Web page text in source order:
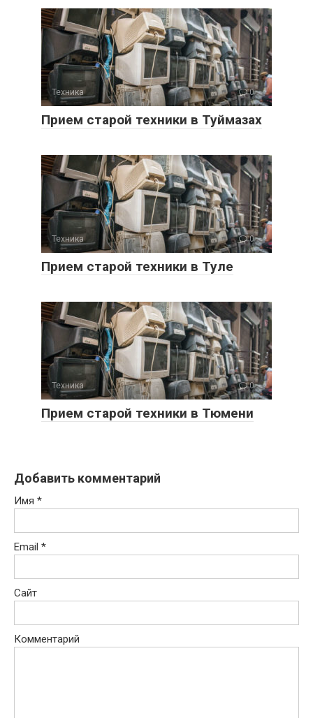
Техника 0
Прием старой техники в Туймазах
Техника 0
Прием старой техники в Туле
Техника 0
Прием старой техники в Тюмени
Добавить комментарий
Имя *
Email *
Сайт
Комментарий